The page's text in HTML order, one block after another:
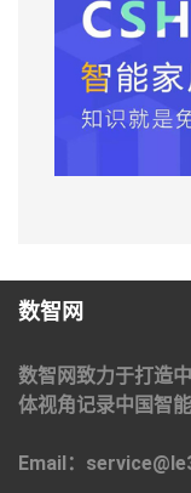
数智网
数智网致力于打造
体视角记录中国智
Email：